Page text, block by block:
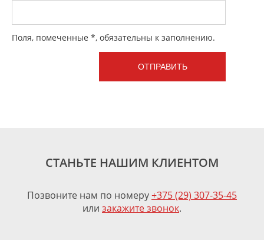
Поля, помеченные *, обязательны к заполнению.
СТАНЬТЕ НАШИМ КЛИЕНТОМ
Позвоните нам по номеру+375 (29) 307-35-45
или закажите звонок.